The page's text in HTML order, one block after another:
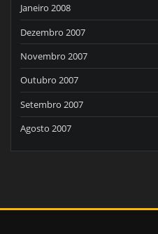
Janeiro 2008
Dezembro 2007
Novembro 2007
Outubro 2007
Setembro 2007
Agosto 2007